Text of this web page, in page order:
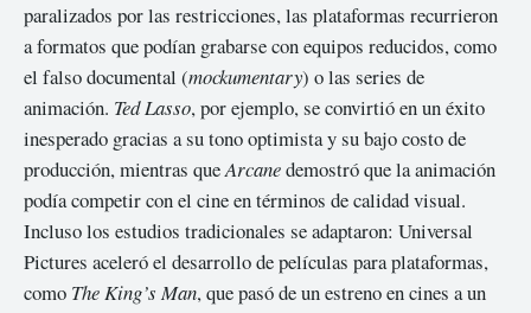
paralizados por las restricciones, las plataformas recurrieron
a formatos que podían grabarse con equipos reducidos, como
el falso documental (mockumentary) o las series de
animación. Ted Lasso, por ejemplo, se convirtió en un éxito
inesperado gracias a su tono optimista y su bajo costo de
producción, mientras queArcanedemostró que la animación
podía competir con el cine en términos de calidad visual.
Incluso los estudios tradicionales se adaptaron: Universal
Pictures aceleró el desarrollo de películas para plataformas,
como The King’s Man, que pasó de un estreno en cines a un